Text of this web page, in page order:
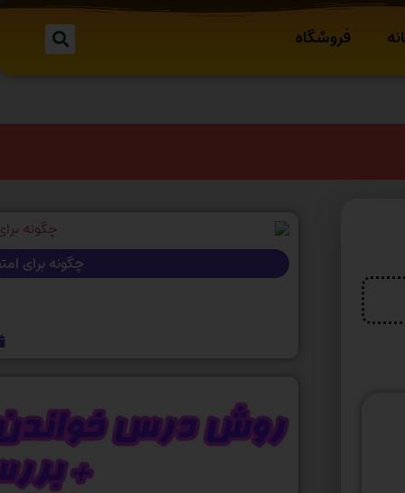
فروشگاه
چگونه برای